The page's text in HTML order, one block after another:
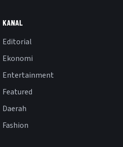
KANAL
Editorial
Ekonomi
Entertainment
Featured
Daerah
Fashion